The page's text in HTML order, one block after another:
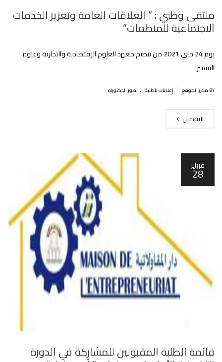
ملتقى وطني : ” العلاقات العامة وتعزيز الخدمات
الاجتماعية للمنظمات”
يوم 24 ماي 2021 من تنظيم معهد العلوم الإقتصادية والتجارية وعلوم
التسيير
BY محرر الموقع إعلانات للطلبة . طور الدكتوراه
التفصيل
فبراير
28
قائمة الطلبة المقبولين للمشاركة في الدورة